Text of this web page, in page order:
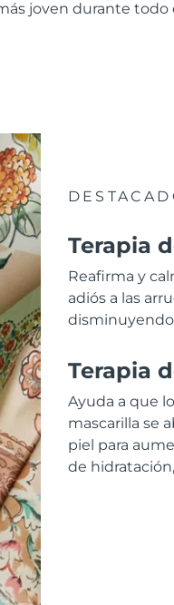
joven durante todo
Terapia
Reafirma y
adiós a las
disminuyendo
Terapia
Ayuda a que
mascarilla se
piel para
de